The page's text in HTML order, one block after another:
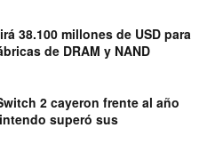
38.100 millones de USD para
de DRAM y NAND
2 cayeron frente al año
superó sus